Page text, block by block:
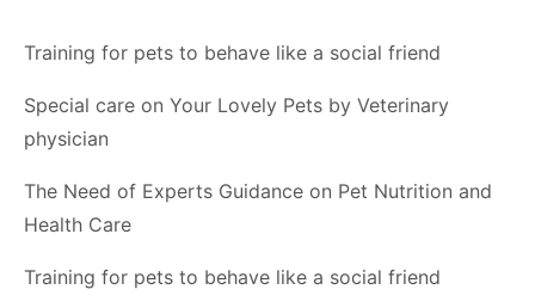
Training for pets to behave like a social friend
Special care on Your Lovely Pets by Veterinary
physician
The Need of Experts Guidance on Pet Nutrition and
Health Care
Training for pets to behave like a social friend